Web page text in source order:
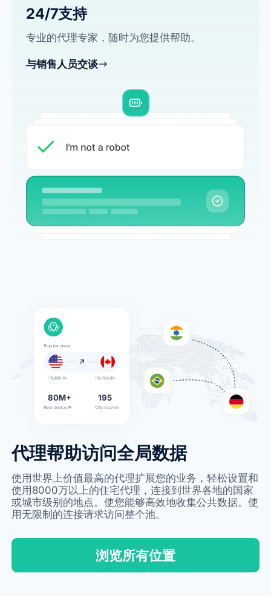
24/7支持
专业的代理专家，随时为您提供帮助。
与销售人员交谈
代理帮助访问全局数据
使用世界上价值最高的代理扩展您的业务，轻松设置和
使用8000万以上的住宅代理，连接到世界各地的国家
或城市级别的地点。使您能够高效地收集公共数据。使
用无限制的连接请求访问整个池。
浏览所有位置
80M+ 195